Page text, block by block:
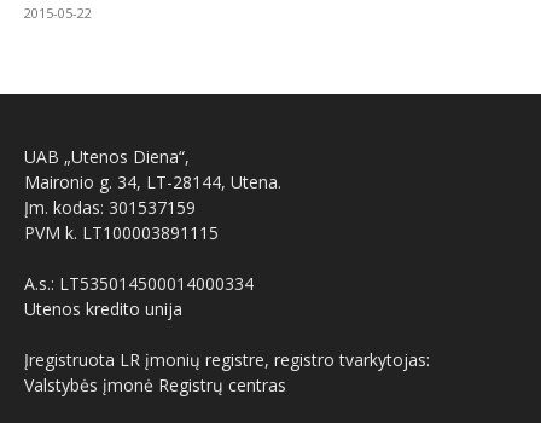
2015-05-22
UAB „Utenos Diena“,
Maironio g. 34, LT-28144, Utena.
Įm. kodas: 301537159
PVM k. LT100003891115
A.s.: LT535014500014000334
Utenos kredito unija
Įregistruota LR įmonių registre, registro tvarkytojas:
Valstybės įmonė Registrų centras